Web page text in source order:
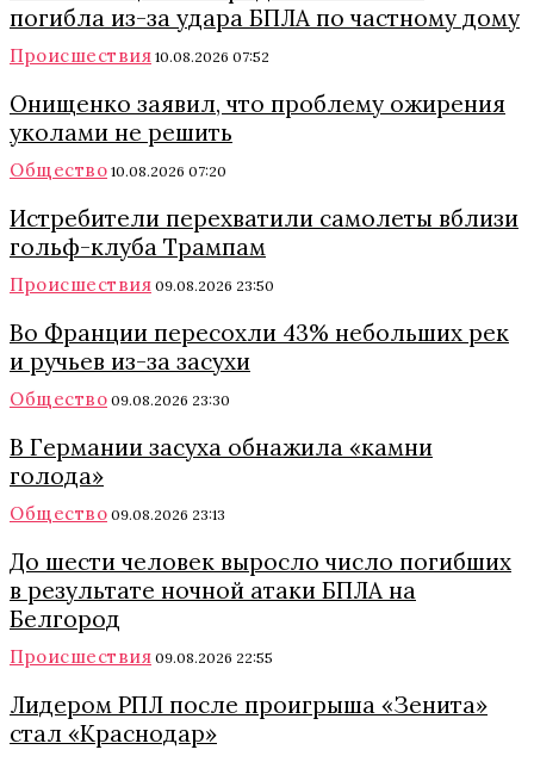
погибла из-за удара БПЛА по частному дому
Происшествия 10.08.2026 07:52
Онищенко заявил, что проблему ожирения
уколами не решить
Общество 10.08.2026 07:20
Истребители перехватили самолеты вблизи
гольф-клуба Трампам
Происшествия 09.08.2026 23:50
Во Франции пересохли 43% небольших рек
и ручьев из-за засухи
Общество 09.08.2026 23:30
В Германии засуха обнажила «камни
голода»
Общество 09.08.2026 23:13
До шести человек выросло число погибших
в результате ночной атаки БПЛА на
Белгород
Происшествия 09.08.2026 22:55
Лидером РПЛ после проигрыша «Зенита»
стал «Краснодар»